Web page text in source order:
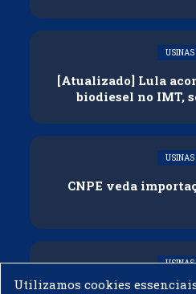
USINAS
[Atualizado] Lula
biodiesel no IMT,
USINAS
CNPE veda
USINAS
Acelen Renováveis
Utilizamos cookies